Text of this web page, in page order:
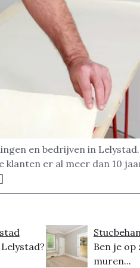
en bedrijven in
er al meer dan 10
Ben je op
muren...